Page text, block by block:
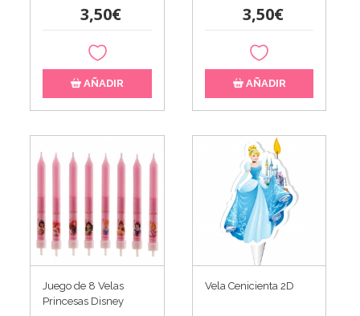
3,50€
AÑADIR
3,50€
AÑADIR
Juego de 8 Velas
Princesas Disney
Vela Cenicienta 2D